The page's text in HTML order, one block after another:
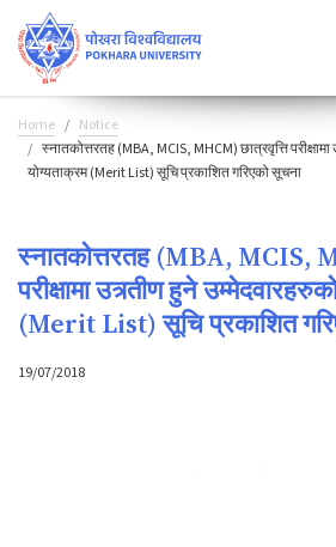
Home
Notice
स्नातकोत्तरतह (MBA, MCIS, MHCM) छात्रवृत्ति
योग्यताक्रम (Merit List) सूचि प्रकाशित गरिएको सूचना
स्नातकोत्तरतह (MBA, MCIS,
परीक्षामा उत्र्तीण हुने
(Merit List) सूचि प्रकाशित
19/07/2018